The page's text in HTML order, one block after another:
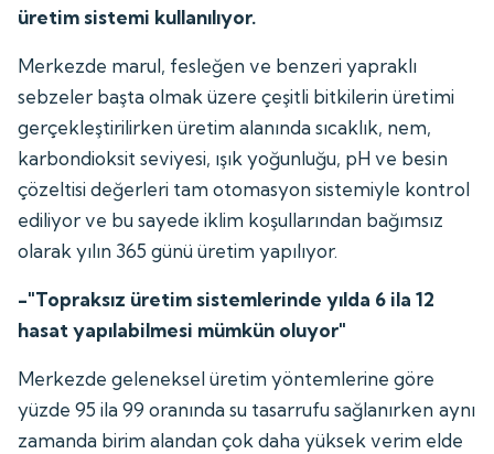
üretim sistemi kullanılıyor.
Merkezde marul, fesleğen ve benzeri yapraklı
sebzeler başta olmak üzere çeşitli bitkilerin üretimi
gerçekleştirilirken üretim alanında sıcaklık, nem,
karbondioksit seviyesi, ışık yoğunluğu, pH ve besin
çözeltisi değerleri tam otomasyon sistemiyle kontrol
ediliyor ve bu sayede iklim koşullarından bağımsız
olarak yılın 365 günü üretim yapılıyor.
-"Topraksız üretim sistemlerinde yılda 6 ila 12
hasat yapılabilmesi mümkün oluyor"
Merkezde geleneksel üretim yöntemlerine göre
yüzde 95 ila 99 oranında su tasarrufu sağlanırken aynı
zamanda birim alandan çok daha yüksek verim elde